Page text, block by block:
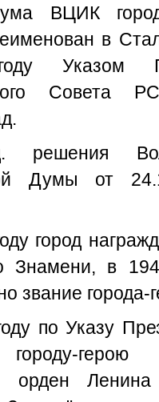
ВЦИК
в
Указом
Совета
Думы от
город
Знамени, в
звание города-
по Указу
герою
орден